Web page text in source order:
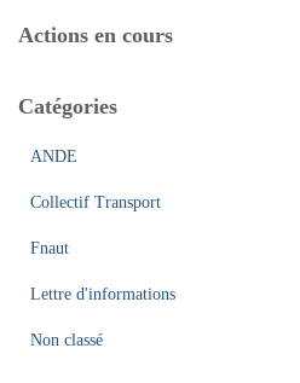
r
h
Actions en cours
Catégories
ANDE
Collectif Transport
Fnaut
Lettre d'informations
Non classé